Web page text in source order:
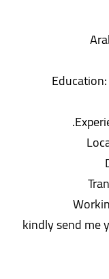
kindly send me